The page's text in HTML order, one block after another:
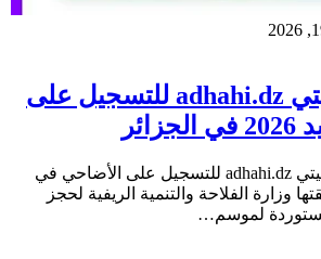
رابط اضحيتي adhahi.dz للتسجيل على
رابط منصة اضحيتي adhahi.dz للتسجيل على الأضاحي في
وزارة الفلاحة والتنمية الريفية لحجز
لموسم…